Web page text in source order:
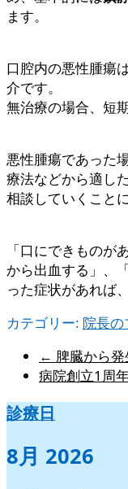
ます。
口腔内の悪性腫瘍
介です。
無治療の場合、短
悪性腫瘍であった
療法などから適し
相談していくこと
「口にできものが
から出血する」、
った症状があれば
カテゴリー: 院長
← 脾臓から発
病院創立1周
診療日
8月 2026